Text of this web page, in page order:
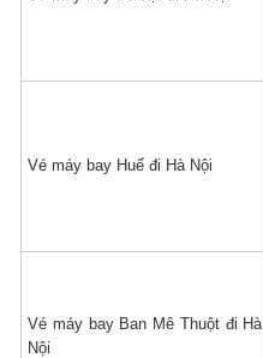
Vé máy bay Huế đi Hà Nội
Vé máy bay Ban Mê Thuột đi Hà
Nội